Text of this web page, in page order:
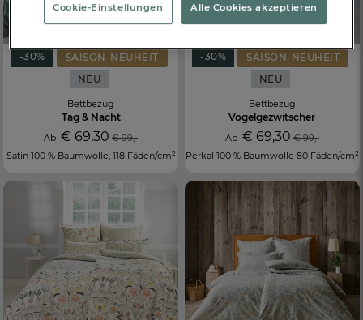
-30%
SAISON-NEUHEIT
NEU
Bettbezug
Tag & Nacht
Ab€ 69,30 € 99,-
Satin 100 % Baumwolle, 118 Fäden/cm²
-30%
SAISON-NEUHEIT
NEU
Bettbezug
Vogelgezwitscher
Ab € 69,30 € 99,-
Perkal 100 % Baumwolle 80 Fäden/cm²
Cookie-Einstellungen Alle Cookies akzeptieren